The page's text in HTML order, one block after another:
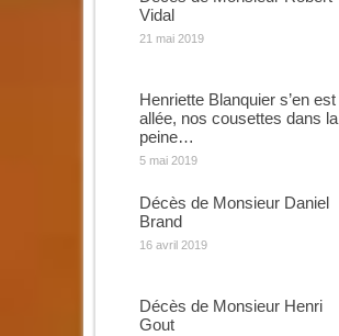
Vidal
21 mai 2019
Henriette Blanquier s’en est
allée, nos cousettes dans la
peine…
5 mai 2019
Décès de Monsieur Daniel
Brand
16 avril 2019
Décès de Monsieur Henri
Gout